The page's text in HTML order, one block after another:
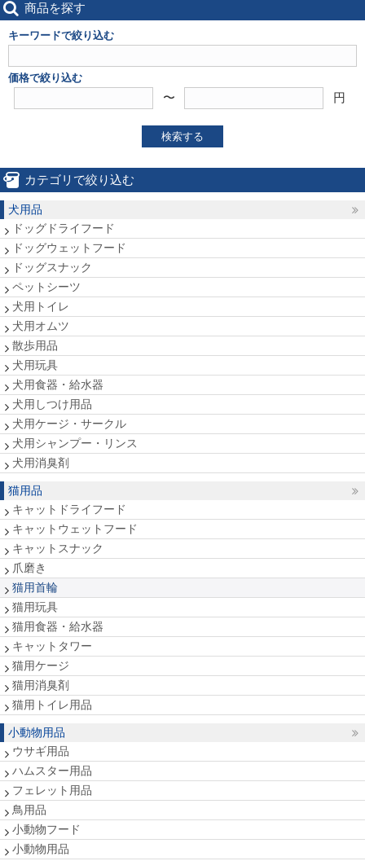
商品を探す
キーワードで絞り込む
価格で絞り込む
〜 円
検索する
カテゴリで絞り込む
犬用品
ドッグドライフード
ドッグウェットフード
ドッグスナック
ペットシーツ
犬用トイレ
犬用オムツ
散歩用品
犬用玩具
犬用食器・給水器
犬用しつけ用品
犬用ケージ・サークル
犬用シャンプー・リンス
犬用消臭剤
猫用品
キャットドライフード
キャットウェットフード
キャットスナック
爪磨き
猫用首輪
猫用玩具
猫用食器・給水器
キャットタワー
猫用ケージ
猫用消臭剤
猫用トイレ用品
小動物用品
ウサギ用品
ハムスター用品
フェレット用品
鳥用品
小動物フード
小動物用品